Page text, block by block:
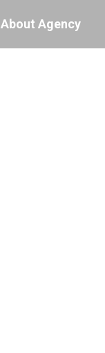
About Agency